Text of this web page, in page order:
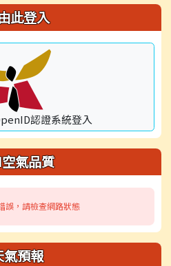
此登入
認證系統登入
氣品質
誤，請檢查網路狀態
氣預報